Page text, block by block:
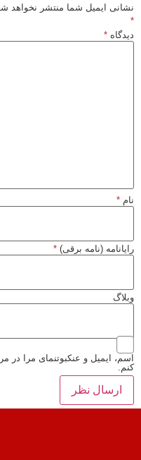
نشانی ایمیل شما منتشر نخواهد شد.
دیدگاه*
نام*
رایانامه (نامه برقی)*
وبلاگ
اسم، ایمیل و عنکبوتنمای مرا در
کنم.